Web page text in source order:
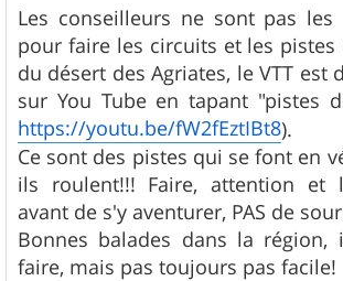
g
e
Les conseilleurs ne sont pas les
pour faire les circuits et les pistes
du désert des Agriates, le VTT est
sur You Tube en tapant "pistes
https://youtu.be/fW2fEztIBt8).
Ce sont des pistes qui se font en
ils roulent!!! Faire, attention et
avant de s'y aventurer, PAS de
Bonnes balades dans la
faire, mais pas toujours pas facile!